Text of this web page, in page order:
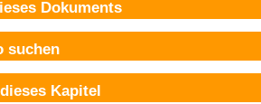
Dokuments
suchen
dieses Kapitel